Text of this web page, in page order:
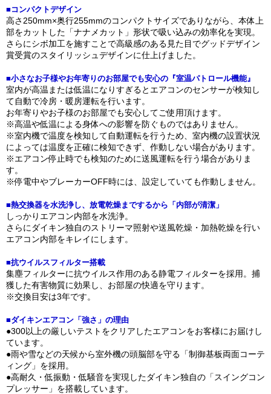
■コンパクトデザイン
高さ250mm×奥行255mmのコンパクトサイズでありながら、本体上
部をカットした「ナナメカット」形状で吸い込みの効率化を実現。
さらにシボ加工を施すことで高級感のある見た目でグッドデザイン
賞受賞のスタイリッシュデザインに仕上げました。
■小さなお子様やお年寄りのお部屋でも安心の『室温パトロール機能』
室内が高温または低温になりすぎるとエアコンのセンサーが検知し
て自動で冷房・暖房運転を行います。
お年寄りやお子様のお部屋でも安心してご使用頂けます。
※高温や低温による身体への影響を防ぐものではありません。
※室内機で温度を検知して自動運転を行うため、室内機の設置状況
によっては温度を正確に検知できず、作動しない場合があります。
※エアコン停止時でも検知のために送風運転を行う場合がありま
す。
※停電中やブレーカーOFF時には、設定していても作動しません。
■熱交換器を水洗浄し、放電乾燥までするから「内部が清潔」
しっかりエアコン内部を水洗浄。
さらにダイキン独自のストリーマ照射や送風乾燥・加熱乾燥を行い
エアコン内部をキレイにします。
■抗ウイルスフィルター搭載
集塵フィルターに抗ウイルス作用のある静電フィルターを採用。捕
獲した有害物質に効果し、お部屋の快適を守ります。
※交換目安は3年です。
■ダイキンエアコン「強さ」の理由
●300以上の厳しいテストをクリアしたエアコンをお客様にお届けし
ています。
●雨や雪などの天候から室外機の頭脳部を守る「制御基板両面コーテ
ィング」を採用。
●高耐久・低振動・低騒音を実現したダイキン独自の「スイングコン
プレッサー」を搭載しています。